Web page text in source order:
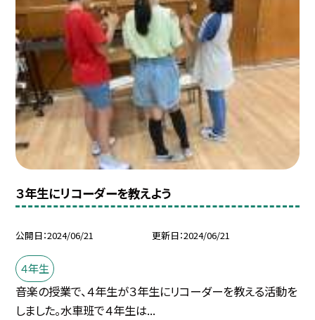
３年生にリコーダーを教えよう
公開日 2024/06/21 更新日 2024/06/21
４年生
音楽の授業で、４年生が３年生にリコーダーを教える活動を
しました。水車班で４年生は...